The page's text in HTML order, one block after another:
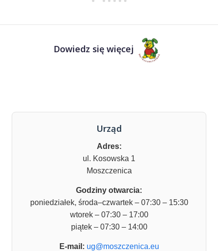
Dowiedz się więcej
Urząd
Adres:
ul. Kosowska 1
Moszczenica
Godziny otwarcia:
poniedziałek, środa–czwartek – 07:30 – 15:30
wtorek – 07:30 – 17:00
piątek – 07:30 – 14:00
E-mail: ug@moszczenica.eu